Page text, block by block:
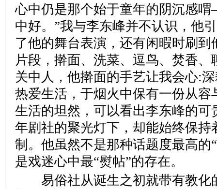
心中仍是那个始于童年的阴沉感
中好。”我与李东峰并不认识，他
了他的舞台表演，还有闲暇时刷到
片段，擀面、洗菜、逗鸟、焚香、
关中人，他擀面的手艺让我会心:
热爱生活，于烟火中保有一份从容
生活的坦然，可以看出李东峰的可
年剧社的聚光灯下，却能始终保持
制。他虽然不是那种话题度最高的
是戏迷心中最“熨帖”的存在。
易俗社从诞生之初就带有教化